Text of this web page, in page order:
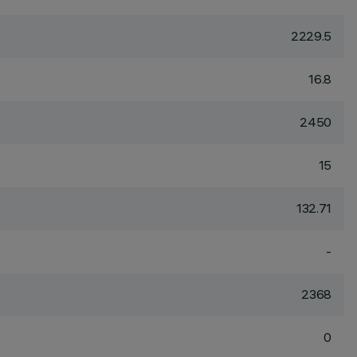
2229.5
16.8
2450
15
132.71
-
2368
0